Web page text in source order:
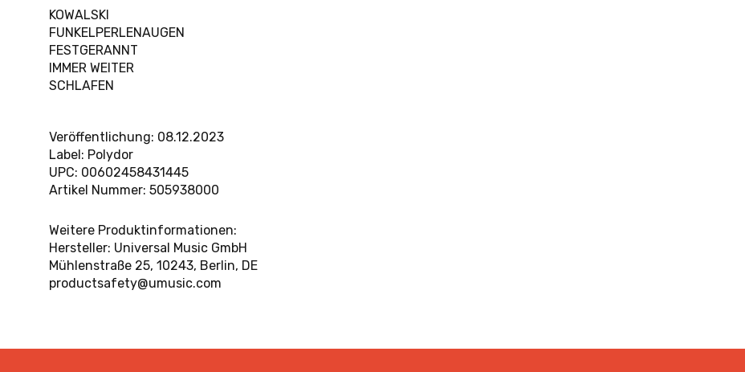
KOWALSKI
FUNKELPERLENAUGEN
FESTGERANNT
IMMER WEITER
SCHLAFEN
Veröffentlichung: 08.12.2023
Label: Polydor
UPC: 00602458431445
Artikel Nummer: 505938000
Weitere Produktinformationen:
Hersteller: Universal Music GmbH
Mühlenstraße 25, 10243, Berlin, DE
productsafety@umusic.com